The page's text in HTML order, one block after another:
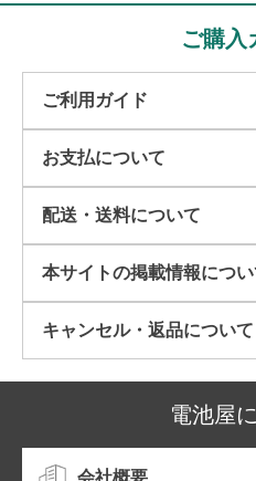
ご購入
ご利用ガイド
お支払について
配送・送料について
本サイトの掲載情報につい
キャンセル・返品について​
電池屋